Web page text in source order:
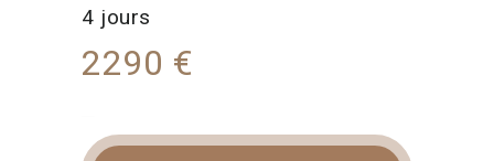
4 jours
2290 €